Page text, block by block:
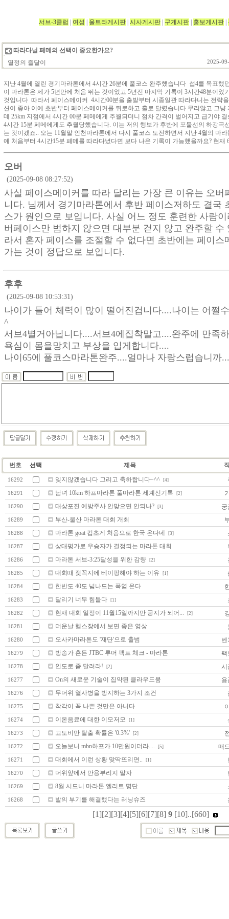
서브-3클럽 여성 울트라게시판 시사게시판 구게시판 홍보게시판
따라다닐 페메의 선택이 중요한가요?
열정의 즐달이
2025-
지난 4월에 열린 경기마라톤에서 4시간 26분에 풀코스 완주했습니다 섭4를 목표했
이 마라톤은 제가 5년만에 처음 뛰는 것이었고 5년전 마지막 기록이 3시간48분이었
것입니다 따라서 페이스메이커 4시간00분을 출발부터 시종일관 따라다니는 전략
션이 좋아 이예 초반부터 페이스메이커를 뒤로하고 홀로 달렸습니다 무리않고 그냥
데 25km 지점에서 4시간 00분 페메에게 추월되더니 점차 간격이 벌어지고 급기야
4시간 15분 페메에게도 추월당했습니다. 이는 저의 행보가 후반에 포물선의 하강곡
는 것이겠죠.. 오는 11월말 인천마라톤에서 다시 풀코스 도전하면서 지난 4월의 마
예 처음부터 4시간15분 페메를 따라다녔다면 보다 나은 기록이 가능했을까요? 현재
오버
(2025-09-08 08:27:52)
사실 페이스메이커를 따라 달리는 가장 큰 이유는 오버
니다. 님께서 경기마라톤에서 후반 페이스저하도 결국
스가 원인으로 보입니다. 사실 어느 정도 훈련한 사람
버페이스만 범하지 않으면 대부분 걷지 않고 완주할 수
라서 혼자 페이스를 조절할 수 없다면 초반에는 페이스
가는 것이 정답으로 보입니다.
후후
(2025-09-08 10:53:31)
나이가 들어 체력이 많이 떨어진겁니다....나이는 어쩔
^
서브4별거아닙니다....서브4에집착말고....완주에 만족
욕심이 몸을망치고 부상을 입게합니다....
나이65에 풀코스마라톤완주....얼마나 자랑스럽습니까
번호 선택 제목
16292 잊지않겠습니다 그리고 축하합니다~^^ [4]
16291 남녀 10km 하프마라톤 풀마라톤 세계신기록 [2]
16290 대상포진 예방주사 안맞으면 안되나? [3] 궁
16289 부산-울산 마라톤 대회 개최
16288 마라톤 goat 킵초게 처음으로 한국 온다네 [3]
16287 상대평가로 우승자가 결정되는 마라톤 대회
16286 마라톤 서브-3:25달성을 위한 감량 [2]
16285 대회때 젖꼭지에 테이핑해야 하는 이유 [1]
16284 한반도 40도 넘나드는 폭염 온다
16283 달리기 너무 힘들다 [1]
16282 현재 대회 일정이 11월15일까지만 공지가 되어... [2]
16281 더운날 헬스장에서 보면 좋은 영상
16280 오사카마라톤도 '재단'으로 출범 벤
16279 방송가 흔든 JTBC 루머 팩트 체크 - 마라톤 팩
16278 인도로 좀 달려라! [2] 시
16277 On의 새로운 기술이 집약된 클라우드붐 용
16276 무더위 열사병을 방지하는 3가지 조건
16275 착각이 꼭 나쁜 것만은 아니다
16274 이온음료에 대한 이모저모 [1]
16273 고도비만 탈출 확률은 '0.3%' [2]
16272 오늘보니 mbn하프가 10만원이더라.... [5] 매
16271 대회에서 이런 상황 맞딱뜨리면.. [1]
16270 더위앞에서 만용부리지 말자
16269 8월 시드니 마라톤 엘리트 명단
16268 발의 부기를 해결했다는 러닝슈즈
[1][2][3][4][5][6][7][8] 9 [10]..[660]